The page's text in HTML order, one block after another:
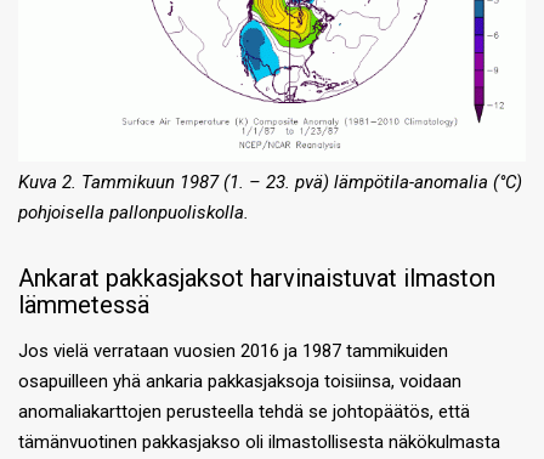
Kuva 2. Tammikuun 1987 (1. – 23. pvä) lämpötila-anomalia (°C)
pohjoisella pallonpuoliskolla.
Ankarat pakkasjaksot harvinaistuvat ilmaston
lämmetessä
Jos vielä verrataan vuosien 2016 ja 1987 tammikuiden
osapuilleen yhä ankaria pakkasjaksoja toisiinsa, voidaan
anomaliakarttojen perusteella tehdä se johtopäätös, että
tämänvuotinen pakkasjakso oli ilmastollisesta näkökulmasta